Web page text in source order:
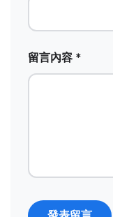
留言內容 *